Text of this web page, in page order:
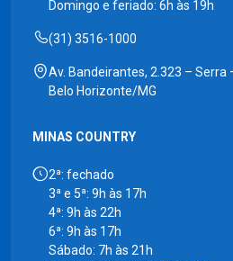
Domingo e feriado: 6h às 19h
(31) 3516-1000
Av. Bandeirantes, 2.323 – Serra
Belo Horizonte/MG
MINAS COUNTRY
2ª: fechado
3ª e 5ª: 9h às 17h
4ª: 9h às 22h
6ª: 9h às 17h
Sábado: 7h às 21h